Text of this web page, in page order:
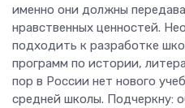
именно они должны
нравственных ценностей.
подходить к разработке
программ по истории,
пор в России нет нового
средней школы. Подчеркну: